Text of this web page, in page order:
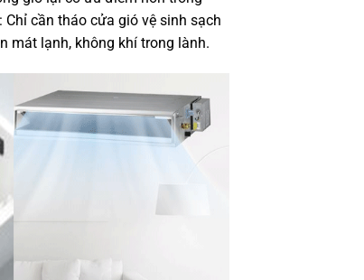
cần tháo cửa gió vệ sinh sạch
mát lạnh, không khí trong lành.